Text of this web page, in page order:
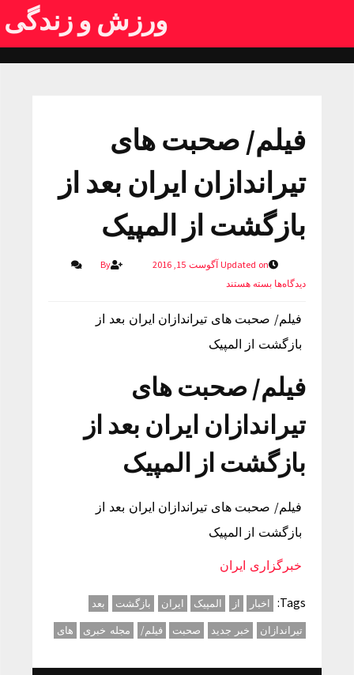
ورزش و زندگی
فیلم/ صحبت های
تیراندازان ایران بعد از
بازگشت از المپیک
Updated on آگوست 15, 2016
By
دیدگاه‌هابسته هستند
فیلم/ صحبت های تیراندازان ایران بعد از
بازگشت از المپیک
فیلم/ صحبت های
تیراندازان ایران بعد از
بازگشت از المپیک
فیلم/ صحبت های تیراندازان ایران بعد از
بازگشت از المپیک
خبرگزاری ایران
Tags: اخبار از المپیک ایران بازگشت
بعد
تیراندازان
خبر جدید صحبت فیلم/ مجله خبری های